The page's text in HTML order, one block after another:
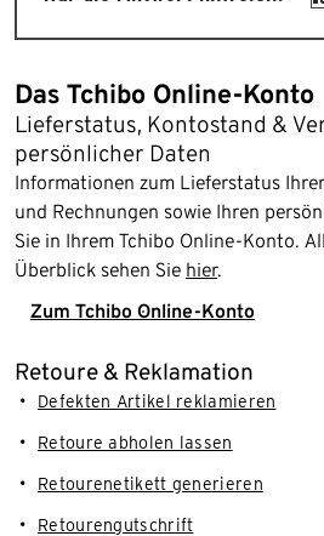
Das Tchibo Online-Konto
Lieferstatus, Kontostand &
persönlicher Daten
Informationen zum Lieferstatus
und Rechnungen sowie Ihren
Sie in Ihrem Tchibo Online-Konto.
Überblick sehen Sie hier.
Zum Tchibo Online-Konto
Retoure & Reklamation
Defekten Artikel reklamieren
Retoure abholen lassen
Retourenetikett generieren
Retourengutschrift